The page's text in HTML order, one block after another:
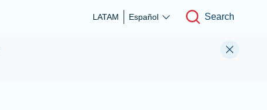
LATAM Español Search